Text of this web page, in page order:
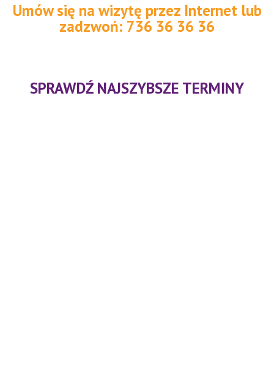
Umów się na wizytę przez Internet lub
zadzwoń: 736 36 36 36
SPRAWDŹ NAJSZYBSZE TERMINY